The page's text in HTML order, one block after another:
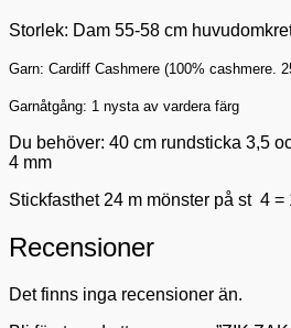
Storlek: Dam 55-58 cm
Garn: Cardiff Cashmere (100% cashmere.
Garnåtgång: 1 nysta av vardera färg
Du behöver: 40 cm rundsticka 3,5
4 mm
Stickfasthet 24 m mönster på st 4 =
Recensioner
Det finns inga recensioner än.